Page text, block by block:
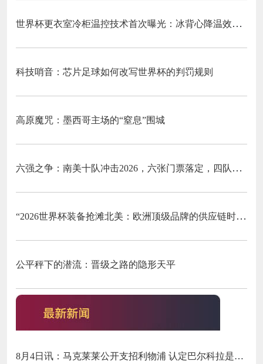
世界杯更衣室冷柜温控技术首次曝光：冰背心降温效率关键数据深度拆解
科技哨音：芯片足球如何改写世界杯的判罚规则
高原魔咒：墨西哥主场的“窒息”围城
六强之争：南美十队冲击2026，六张门票落定，四队梦碎
“2026世界杯装备抢滩北美：欧洲顶级品牌的供应链时效突围战”
公平秤下的潜流：晋级之路的隐形天平
8月4日讯：马克莱莱公开支招利物浦 认定巴尔科拉是萨拉赫完美替代者